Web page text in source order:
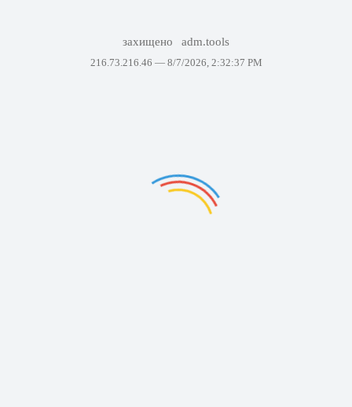
захищено adm.tools
216.73.216.46 — 8/7/2026, 2:32:37 PM